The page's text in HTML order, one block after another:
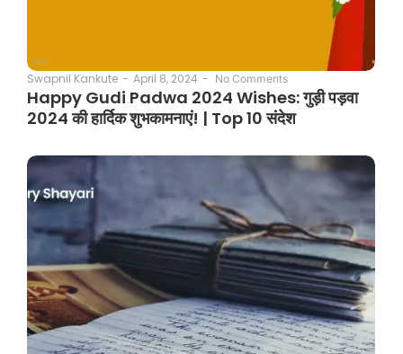
Swapnil Kankute - April 8, 2024 - No Comments
Happy Gudi Padwa 2024 Wishes: गुड़ी पड़वा
2024 की हार्दिक शुभकामनाएं! | Top 10 संदेश